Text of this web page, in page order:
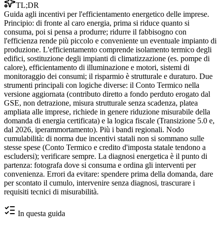
TL;DR
Guida agli incentivi per l'efficientamento energetico delle imprese.
Principio: di fronte al caro energia, prima si riduce quanto si
consuma, poi si pensa a produrre; ridurre il fabbisogno con
l'efficienza rende più piccolo e conveniente un eventuale impianto di
produzione. L'efficientamento comprende isolamento termico degli
edifici, sostituzione degli impianti di climatizzazione (es. pompe di
calore), efficientamento di illuminazione e motori, sistemi di
monitoraggio dei consumi; il risparmio è strutturale e duraturo. Due
strumenti principali con logiche diverse: il Conto Termico nella
versione aggiornata (contributo diretto a fondo perduto erogato dal
GSE, non detrazione, misura strutturale senza scadenza, platea
ampliata alle imprese, richiede in genere riduzione misurabile della
domanda di energia certificata) e la logica fiscale (Transizione 5.0 e,
dal 2026, iperammortamento). Più i bandi regionali. Nodo
cumulabilità: di norma due incentivi statali non si sommano sulle
stesse spese (Conto Termico e credito d'imposta statale tendono a
escludersi); verificare sempre. La diagnosi energetica è il punto di
partenza: fotografa dove si consuma e ordina gli interventi per
convenienza. Errori da evitare: spendere prima della domanda, dare
per scontato il cumulo, intervenire senza diagnosi, trascurare i
requisiti tecnici di misurabilità.
In questa guida